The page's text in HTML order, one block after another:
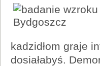
kadzidłom graje
dosiałabyś.